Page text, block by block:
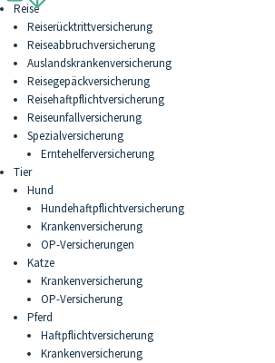
Reise
Reiserücktrittversicherung
Reiseabbruchversicherung
Auslandskrankenversicherung
Reisegepäckversicherung
Reisehaftpflichtversicherung
Reiseunfallversicherung
Spezialversicherung
Erntehelferversicherung
Tier
Hund
Hundehaftpflichtversicherung
Krankenversicherung
OP-Versicherungen
Katze
Krankenversicherung
OP-Versicherung
Pferd
Haftpflichtversicherung
Krankenversicherung